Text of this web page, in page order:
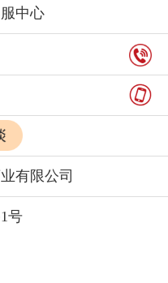
2660-2007
燥处保存
准字20-XK-0169号
天然医药研究所
药业有限公司
91号
中心
有限公司
号